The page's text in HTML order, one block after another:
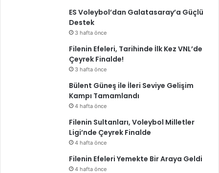
ES Voleybol’dan Galatasaray’a Güçlü
Destek
3 hafta önce
Filenin Efeleri, Tarihinde İlk Kez VNL’de
Çeyrek Finalde!
3 hafta önce
Bülent Güneş ile İleri Seviye Gelişim
Kampı Tamamlandı
4 hafta önce
Filenin Sultanları, Voleybol Milletler
Ligi’nde Çeyrek Finalde
4 hafta önce
Filenin Efeleri Yemekte Bir Araya Geldi
4 hafta önce